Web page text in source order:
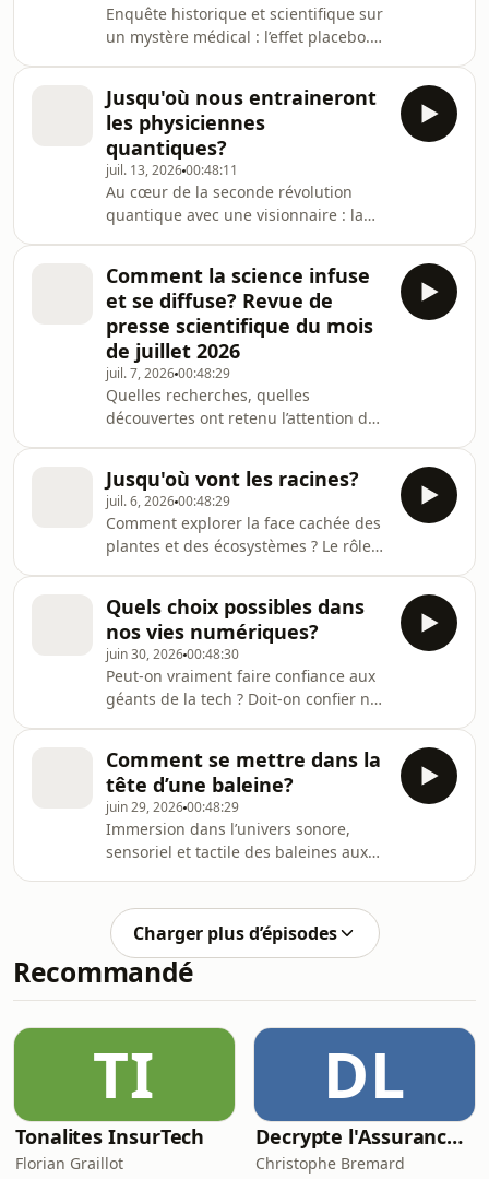
l’inconnu dans le connu, de l’énigme
dans le banal, du mystère en toute
chose et, notamment, des avancées
d’une nouvelle ignorance dans
chaque avancée d
Enquête historique et scientifique sur
un mystère médical : l’effet placebo.
efficacité prouvée par les
neurosciences et connue depuis
l'Antiquité ? Et si le placebo était une
dimension essentielle du soin ?
Mettons en question l’effet placebo et
toutes nos idées reçues sur le sujet
dans un sens comme dans l’autre.
Comment rien peut-il n
Jusqu'où nous entraineront
les physiciennes
quantiques?
juil. 13, 202600:48:11
Au cœur de la seconde révolution
quantique avec une visionnaire : la
les transformer en calcul quantique
et la chercheuse et humoriste, Célia
Pelluet, qui nous dira pourquoi les
particules aussi hésitent…
Retrouvons-nous entre onde et
lumière au cœur de la seconde
révolution quantique carrément
initiée et expliquée par notre inv
Comment la science infuse
et se diffuse? Revue de
presse scientifique du mois
de juillet 2026
juil. 7, 202600:48:29
Quelles recherches, quelles
découvertes ont retenu l’attention de
Muriel Valin, Epsiloon : Data centers,
la tentation de l'orbite Franck
Daninos, Sciences et Avenir : Le
premier vaisseau spatial à propulsion
nucléaire Philippe Henarejos, Ciel &
espace : Spécial Éclipse François
Lassagne, Pour la Science : L'autre
histoire de
Jusqu'où vont les racines?
juil. 6, 202600:48:29
Comment explorer la face cachée des
plantes et des écosystèmes ? Le rôle
indispensables à la vie sur Terre, au
cycle de l’eau, à la stabilisation des
sols et au stockage du carbone...
Jusqu’où nous entraineront les racines
? Partons à la découverte d’un monde
souterrain, encore méconnu et
pourtant essentiel à la vie sur Terre.
Quels choix possibles dans
nos vies numériques?
juin 30, 202600:48:30
Peut-on vraiment faire confiance aux
géants de la tech ? Doit-on confier nos
numérique ? Comment choisir nos
technologies pour choisir le monde
dans lequel nous voulons vivre ?
Mettons en question nos vies
numériques et nos choix (ou plutôt,
nos non-choix) technologiques. Face
au pouvoir démesuré des géants de
la big tech, les
Comment se mettre dans la
tête d’une baleine?
juin 29, 202600:48:29
Immersion dans l’univers sonore,
sensoriel et tactile des baleines aux
vocalisations, les chants et les modes
de communication des baleines.
Qu’elles soient bleues, à bosse ou
boréales, que nous racontent-elles et
transmettent-elles leurs messages ?
(Rediffusion) Mettons-nous à l’écoute
Charger plus d’épisodes
Recommandé
TI
Tonalites InsurTech
Florian Graillot
DL
Decrypte l'Assurance : Le Podcast qui rend l'assurance (Presque) sexy
Christophe Bremard